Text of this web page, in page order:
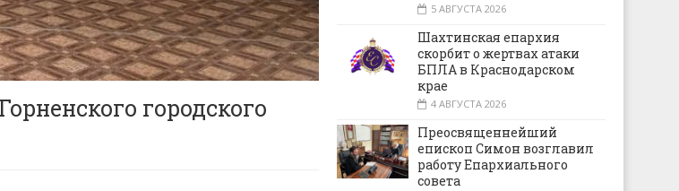
городского
5 АВГУСТА 2026
Шахтинская епархия
скорбит о жертвах атаки
БПЛА в Краснодарском
крае
4 АВГУСТА 2026
Преосвященнейший
епископ Симон возглавил
работу Епархиального
совета